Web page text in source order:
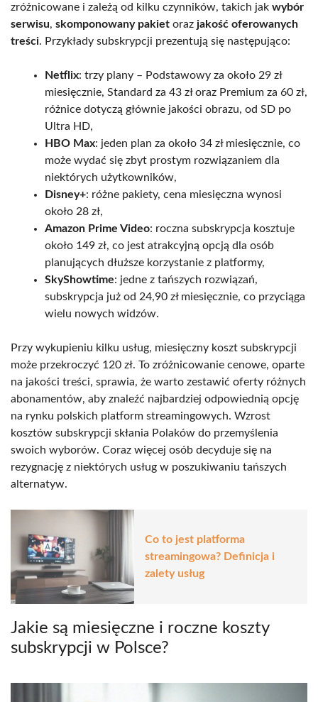
zróżnicowane i zależą od kilku czynników, takich jak wybór
serwisu, skomponowany pakiet oraz jakość oferowanych
treści. Przykłady subskrypcji prezentują się następująco:
Netflix: trzy plany – Podstawowy za około 29 zł
miesięcznie, Standard za 43 zł oraz Premium za 60 zł,
różnice dotyczą głównie jakości obrazu, od SD po
Ultra HD,
HBO Max: jeden plan za około 34 zł miesięcznie, co
może wydać się zbyt prostym rozwiązaniem dla
niektórych użytkowników,
Disney+: różne pakiety, cena miesięczna wynosi
około 28 zł,
Amazon Prime Video: roczna subskrypcja kosztuje
około 149 zł, co jest atrakcyjną opcją dla osób
planujących dłuższe korzystanie z platformy,
SkyShowtime: jedne z tańszych rozwiązań,
subskrypcja już od 24,90 zł miesięcznie, co przyciąga
wielu nowych widzów.
Przy wykupieniu kilku usług, miesięczny koszt subskrypcji
może przekroczyć 120 zł. To zróżnicowanie cenowe, oparte
na jakości treści, sprawia, że warto zestawić oferty różnych
abonamentów, aby znaleźć najbardziej odpowiednią opcję
na rynku polskich platform streamingowych. Wzrost
kosztów subskrypcji skłania Polaków do przemyślenia
swoich wyborów. Coraz więcej osób decyduje się na
rezygnację z niektórych usług w poszukiwaniu tańszych
alternatyw.
Co to jest platforma
streamingowa? Definicja i
zalety usług
Jakie są miesięczne i roczne koszty
subskrypcji w Polsce?